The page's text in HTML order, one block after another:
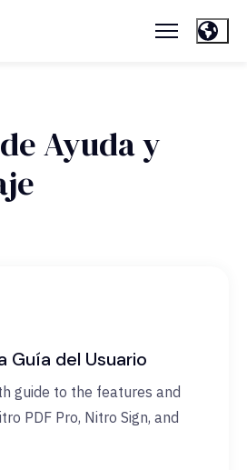
Ayuda y
Guía del Usuario
guide to the features and
PDF Pro, Nitro Sign, and